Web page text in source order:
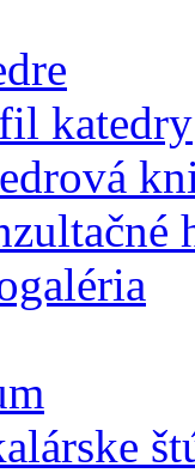
katedry